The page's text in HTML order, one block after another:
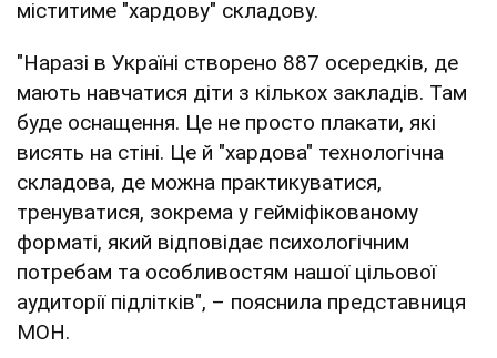
міститиме "хардову" складову.
"Наразі в Україні створено 887 осередків, де
мають навчатися діти з кількох закладів. Там
буде оснащення. Це не просто плакати, які
висять на стіні. Це й "хардова" технологічна
складова, де можна практикуватися,
тренуватися, зокрема у гейміфікованому
форматі, який відповідає психологічним
потребам та особливостям нашої цільової
аудиторії підлітків", – пояснила представниця
МОН.